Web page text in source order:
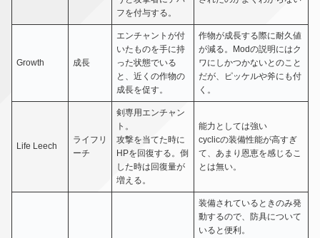
フを付与する。
Growth 成長
エンチャントが付
いたものを手に持
った状態でいる
と、近くの作物の
成長を促す。
作物が成長する際に耐久値
が減る。Modの説明にはク
ワにしかつかないとのこと
だが、ピッケルや斧にも付
く。
Life Leech
ライフリ
ーチ
剣専用エンチャン
ト。
攻撃を当てた時に
HPを回復する。倒
した時は回復量が
増える。
能力としては強い
cyclicの装備性能が高すぎ
て、あまり恩恵を感じるこ
とは無い。
装備されているときのみ発
動するので、防具について
いると便利。